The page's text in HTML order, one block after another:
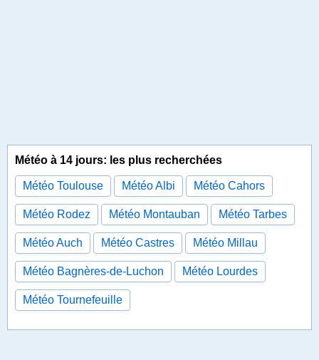
Météo à 14 jours: les plus recherchées
Météo Toulouse Météo Albi Météo Cahors
Météo Rodez Météo Montauban Météo Tarbes
Météo Auch Météo Castres Météo Millau
Météo Bagnères-de-Luchon Météo Lourdes
Météo Tournefeuille